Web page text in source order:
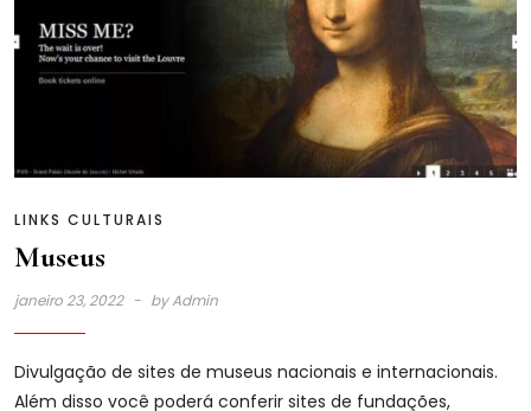
LINKS CULTURAIS
Museus
janeiro 23, 2022 byAdmin
Divulgação de sites de museus nacionais e internacionais.
Além disso você poderá conferir sites de fundações,